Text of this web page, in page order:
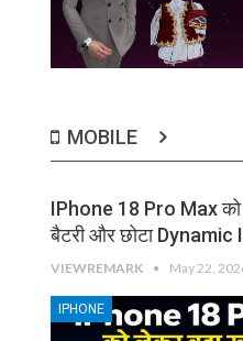
MOBILE
IPhone 18 Pro Max को
बैटरी और छोटा
VIEWREMARK May 22,
IPHONE